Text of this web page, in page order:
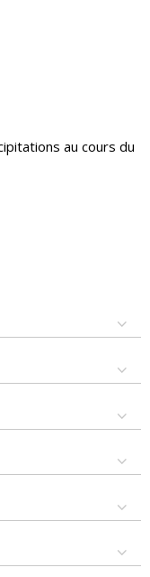
au cours du